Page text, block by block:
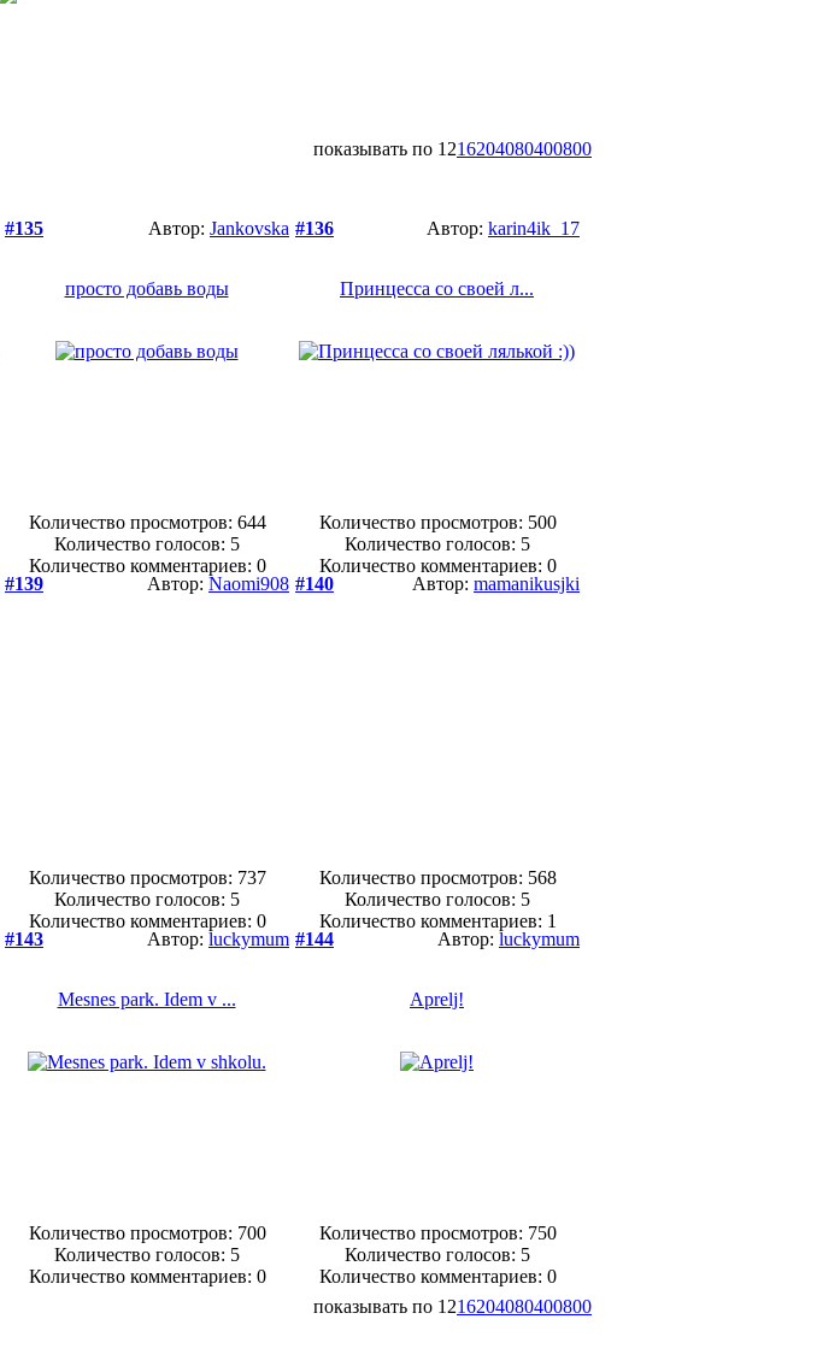
показывать по 1216204080400800
#135 Автор: Jankovska
просто добавь воды
Количество просмотров: 644
Количество голосов: 5
Количество комментариев: 0
#136 Автор: karin4ik_17
Принцесса со своей л...
Количество просмотров: 500
Количество голосов: 5
Количество комментариев: 0
#139 Автор: Naomi908
Количество просмотров: 737
Количество голосов: 5
Количество комментариев: 0
#140 Автор: mamanikusjki
Количество просмотров: 568
Количество голосов: 5
Количество комментариев: 1
#143 Автор: luckymum
Mesnes park. Idem v ...
Количество просмотров: 700
Количество голосов: 5
Количество комментариев: 0
#144 Автор: luckymum
Aprelj!
Количество просмотров: 750
Количество голосов: 5
Количество комментариев: 0
показывать по 1216204080400800